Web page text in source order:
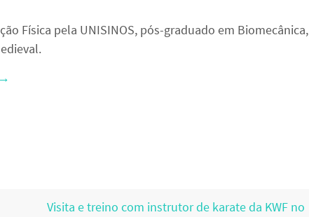
Física pela UNISINOS, pós-graduado em Biomecânica,
→
Visita e treino com instrutor de karate da KWF no